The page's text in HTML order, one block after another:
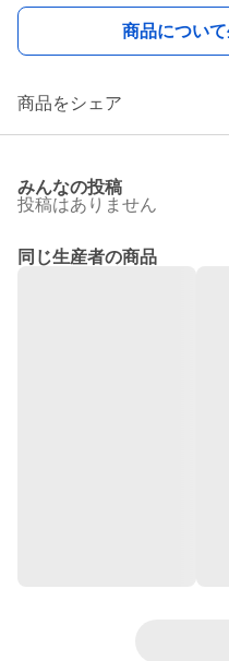
商品につい
商品をシェア
みんなの投稿
投稿はありません
同じ生産者の商品